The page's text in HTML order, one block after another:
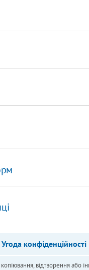
Угода конфіденційності
відтворення або